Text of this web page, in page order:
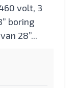
volt, 3
boring
28”...